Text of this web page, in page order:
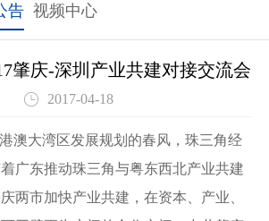
告 视频中心
肇庆-深圳产业共建对接交流会
2017-04-18
澳大湾区发展规划的春风，珠三角经
广东推动珠三角与粤东西北产业共建
两市加快产业共建，在资本、产业、